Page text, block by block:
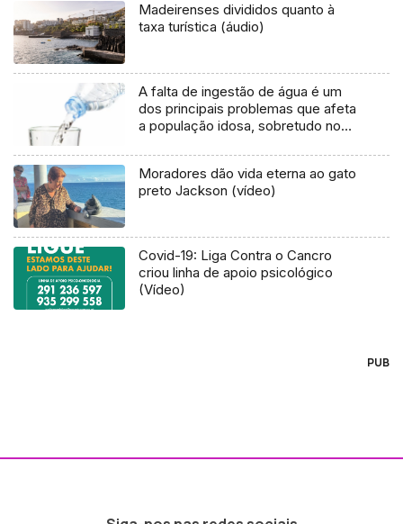
Madeirenses divididos quanto à
taxa turística (áudio)
A falta de ingestão de água é um
dos principais problemas que afeta
a população idosa, sobretudo no
Moradores dão vida eterna ao gato
preto Jackson (vídeo)
Covid-19: Liga Contra o Cancro
criou linha de apoio psicológico
(Vídeo)
PUB